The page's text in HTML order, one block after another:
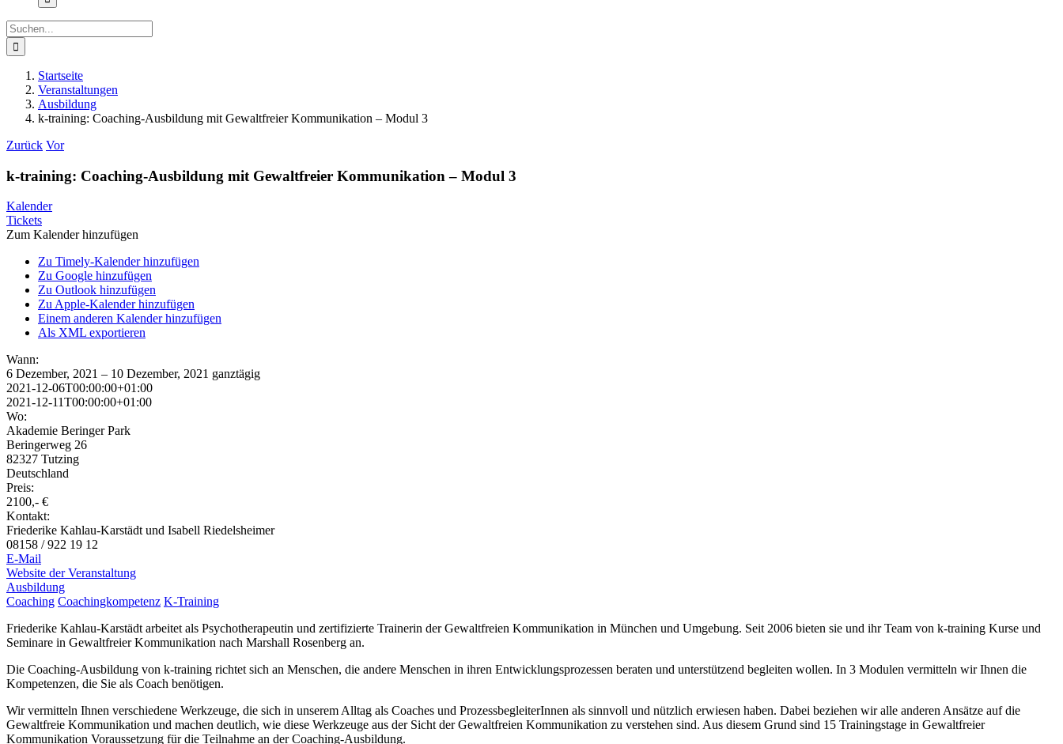
Suche
nach:
Startseite
Veranstaltungen
Ausbildung
k-training: Coaching-Ausbildung mit Gewaltfreier Kommunikation – Modul 3
Zurück Vor
k-training: Coaching-Ausbildung mit Gewaltfreier Kommunikation – Modul 3
Kalender
Tickets
Zum Kalender hinzufügen
Zu Timely-Kalender hinzufügen
Zu Google hinzufügen
Zu Outlook hinzufügen
Zu Apple-Kalender hinzufügen
Einem anderen Kalender hinzufügen
Als XML exportieren
Wann:
6 Dezember, 2021 – 10 Dezember, 2021 ganztägig
2021-12-06T00:00:00+01:00
2021-12-11T00:00:00+01:00
Wo:
Akademie Beringer Park
Beringerweg 26
82327 Tutzing
Deutschland
Preis:
2100,- €
Kontakt:
Friederike Kahlau-Karstädt und Isabell Riedelsheimer
08158 / 922 19 12
E-Mail
Website der Veranstaltung
Ausbildung
Coaching Coachingkompetenz K-Training
Friederike Kahlau-Karstädt arbeitet als Psychotherapeutin und zertifizierte Trainerin der Gewaltfreien Kommunikation in München und Umgebung. Seit 2006 bieten sie und ihr Team von k-training Kurse und
Seminare in Gewaltfreier Kommunikation nach Marshall Rosenberg an.
Die Coaching-Ausbildung von k-training richtet sich an Menschen, die andere Menschen in ihren Entwicklungsprozessen beraten und unterstützend begleiten wollen. In 3 Modulen vermitteln wir Ihnen die
Kompetenzen, die Sie als Coach benötigen.
Wir vermitteln Ihnen verschiedene Werkzeuge, die sich in unserem Alltag als Coaches und ProzessbegleiterInnen als sinnvoll und nützlich erwiesen haben. Dabei beziehen wir alle anderen Ansätze auf die
Gewaltfreie Kommunikation und machen deutlich, wie diese Werkzeuge aus der Sicht der Gewaltfreien Kommunikation zu verstehen sind. Aus diesem Grund sind 15 Trainingstage in Gewaltfreier
Kommunikation Voraussetzung für die Teilnahme an der Coaching-Ausbildung.